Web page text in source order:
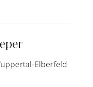
Elberfeld